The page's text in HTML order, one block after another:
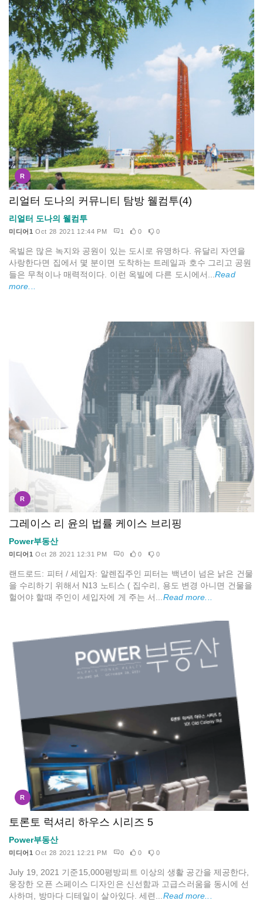
R
리얼터 도나의 커뮤니티 탐방 웰컴투(4)
리얼터 도나의 웰컴투
미디어1 Oct 28 2021 12:44 PM 1 0 0
옥빌은 많은 녹지와 공원이 있는 도시로 유명하다. 유달리 자연을
사랑한다면 집에서 몇 분이면 도착하는 트레일과 호수 그리고 공원
들은 무척이나 매력적이다. 이런 옥빌에 다른 도시에서...Read
more...
R
그레이스 리 윤의 법률 케이스 브리핑
Power부동산
미디어1 Oct 28 2021 12:31 PM 0 0 0
랜드로드: 피터 / 세입자: 알렌집주인 피터는 백년이 넘은 낡은 건물
을 수리하기 위해서 N13 노티스 ( 집수리, 용도 변경 아니면 건물을
헐어야 할때 주인이 세입자에 게 주는 서... Read more...
R
토론토 럭셔리 하우스 시리즈 5
Power부동산
미디어1 Oct 28 2021 12:21 PM 0 0 0
July 19, 2021 기준15,000평방피트 이상의 생활 공간을 제공한다,
웅장한 오픈 스페이스 디자인은 신선함과 고급스러움을 동시에 선
사하며, 방마다 디테일이 살아있다. 세련... Read more...